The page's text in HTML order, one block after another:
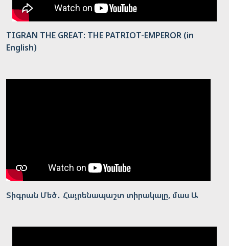
TIGRAN THE GREAT: THE PATRIOT-EMPEROR (in
English)
Տիգրան Մեծ․ Հայրենապաշտ տիրակալը, մաս Ա